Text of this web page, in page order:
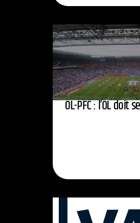
OL-PFC : l’OL doit